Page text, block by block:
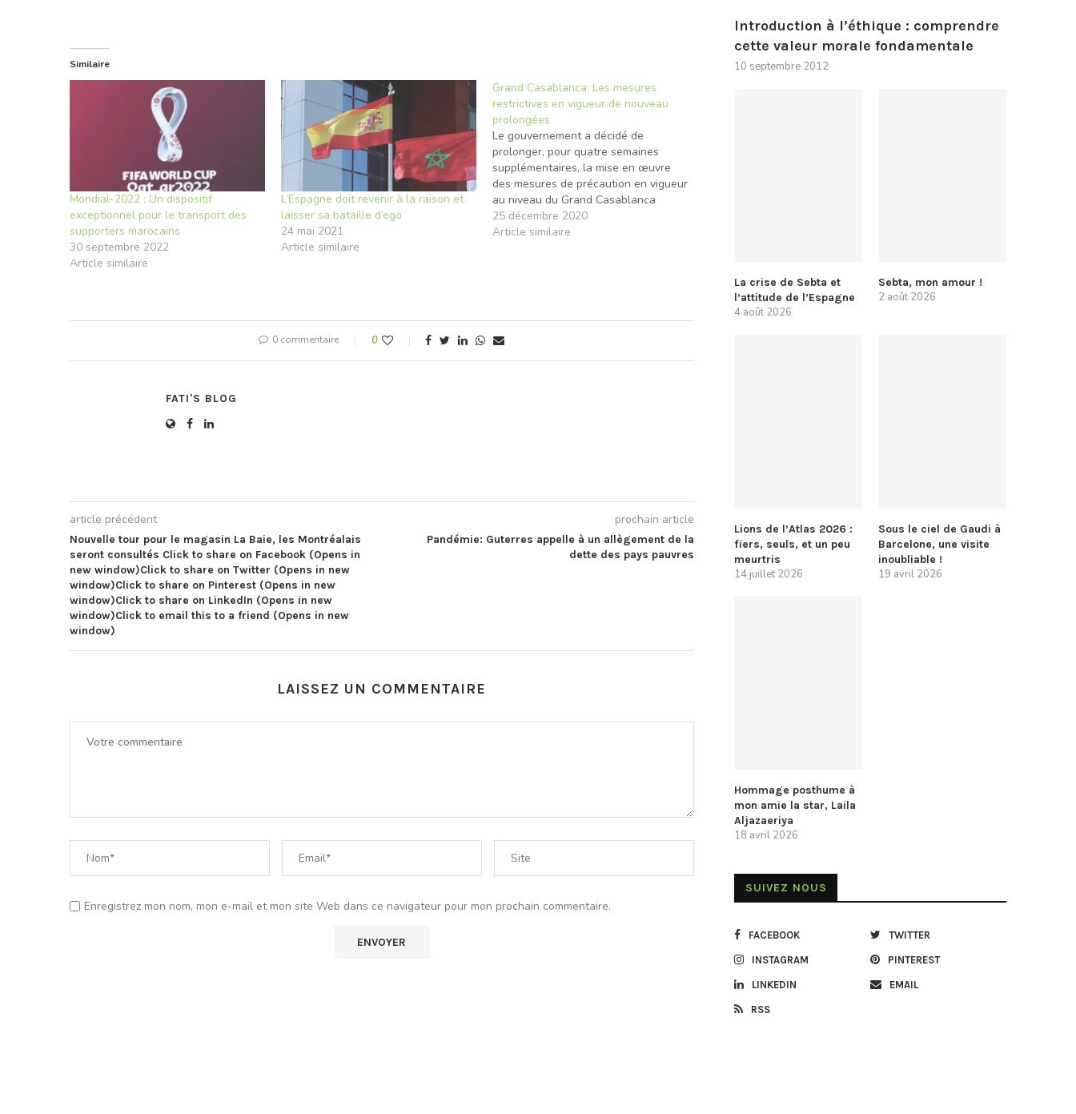
Similaire
Mondial-2022 : Un dispositif
exceptionnel pour le transport des
supporters marocains
30 septembre 2022
Article similaire
L’Espagne doit revenir à la raison et
laisser sa bataille d’ego
24 mai 2021
Article similaire
Grand Casablanca: Les mesures
restrictives en vigueur de nouveau
prolongées
Le gouvernement a décidé de
prolonger, pour quatre semaines
supplémentaires, la mise en œuvre
des mesures de précaution en vigueur
au niveau du Grand Casablanca
(préfectures de Casablanca et
Mohammedia et provinces de
25 décembre 2020
Article similaire
0 commentaire 0
FATI'S BLOG
article précédent
Nouvelle tour pour le magasin La Baie, les Montréalais
seront consultés Click to share on Facebook (Opens in
new window)Click to share on Twitter (Opens in new
window)Click to share on Pinterest (Opens in new
window)Click to share on LinkedIn (Opens in new
window)Click to email this to a friend (Opens in new
window)
prochain article
Pandémie: Guterres appelle à un allègement de la
dette des pays pauvres
LAISSEZ UN COMMENTAIRE
Enregistrez mon nom, mon e-mail et mon site Web dans ce navigateur pour mon prochain commentaire.
Introduction à l’éthique : comprendre
cette valeur morale fondamentale
10 septembre 2012
La crise de Sebta et
l’attitude de l’Espagne
4 août 2026
Sebta, mon amour !
2 août 2026
Lions de l’Atlas 2026 :
fiers, seuls, et un peu
meurtris
14 juillet 2026
Sous le ciel de Gaudi à
Barcelone, une visite
inoubliable !
19 avril 2026
Hommage posthume à
mon amie la star, Laila
Aljazaeriya
18 avril 2026
SUIVEZ NOUS
FACEBOOK TWITTER
INSTAGRAM PINTEREST
LINKEDIN EMAIL
RSS